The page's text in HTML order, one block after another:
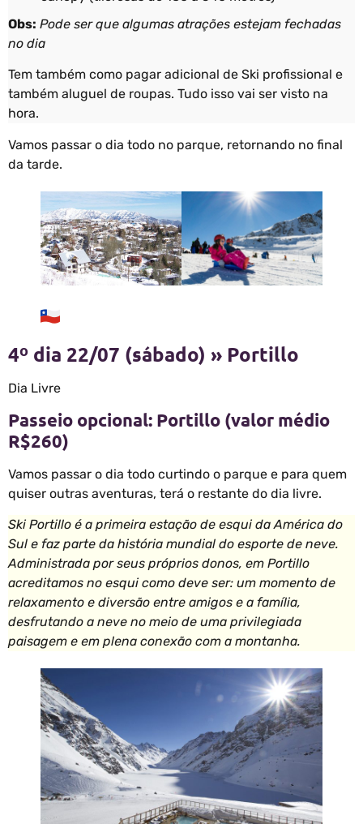
Obs: Pode ser que algumas atrações estejam fechadas
no dia
Tem também como pagar adicional de Ski profissional e
também aluguel de roupas. Tudo isso vai ser visto na
hora.
Vamos passar o dia todo no parque, retornando no final
da tarde.
4º dia 22/07 (sábado) » Portillo
Dia Livre
Passeio opcional: Portillo (valor médio
R$260)
Vamos passar o dia todo curtindo o parque e para quem
quiser outras aventuras, terá o restante do dia livre.
Ski Portillo é a primeira estação de esqui da América do
Sul e faz parte da história mundial do esporte de neve.
Administrada por seus próprios donos, em Portillo
acreditamos no esqui como deve ser: um momento de
relaxamento e diversão entre amigos e a família,
desfrutando a neve no meio de uma privilegiada
paisagem e em plena conexão com a montanha.